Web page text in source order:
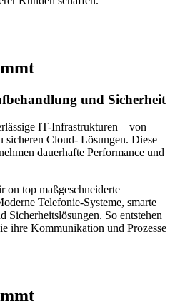
und Sicherheit
IT-Infrastrukturen – von
sicheren Cloud- Lösungen. Diese
dauerhafte Performance und
top maßgeschneiderte
Telefonie-Systeme, smarte
So entstehen
ihre Kommunikation und Prozesse